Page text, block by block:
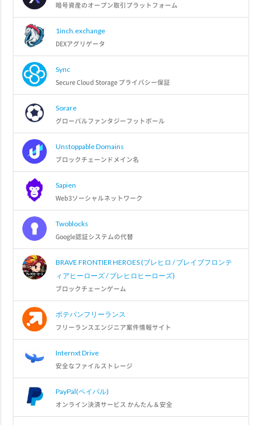
暗号資産のオープン取引プラットフォーム
1inch.exchange
DEXアグリゲータ
Sync
Secure Cloud Storage プライバシー保証
Sorare
グローバルファンタジーフットボール
Unstoppable Domains
ブロックチェーンドメイン名
Sapien
Web3ソーシャルネットワーク
Twoblocks
Google認証システムの代替
BRAVE FRONTIER HEROES (ブレヒロ / ブレイブフロンテ
ィアヒーローズ / ブレヒロヒーローズ)
ブロックチェーンゲーム
ポテパンフリーランス
フリーランスエンジニア案件情報サイト
Internxt Drive
安全なファイルストレージ
PayPal(ペイパル)
オンライン決済サービス かんたん＆安全